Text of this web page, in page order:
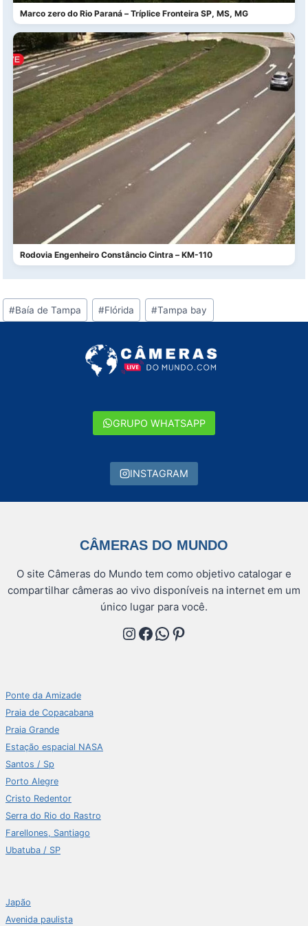
Marco zero do Rio Paraná – Tríplice Fronteira SP, MS, MG
Rodovia Engenheiro Constâncio Cintra – KM-110
Tags
do
#Baía de Tampa #Flórida #Tampa bay
GRUPO WHATSAPP
INSTAGRAM
CÂMERAS DO MUNDO
O site Câmeras do Mundo tem como objetivo catalogar e
compartilhar câmeras ao vivo disponíveis na internet em um
único lugar para você.
Instagram
Facebook
WhatsApp
Pinterest
Ponte da Amizade
Praia de Copacabana
Praia Grande
Estação espacial NASA
Santos / Sp
Porto Alegre
Cristo Redentor
Serra do Rio do Rastro
Farellones, Santiago
Ubatuba / SP
Japão
Avenida paulista